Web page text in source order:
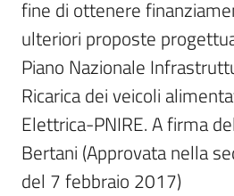
cittadini
fine di ottenere
ulteriori proposte
Piano Nazionale
Ricarica dei veicoli
Elettrica-PNIRE. A firma
Bertani (Approvata nella
del 7 febbraio 2017)